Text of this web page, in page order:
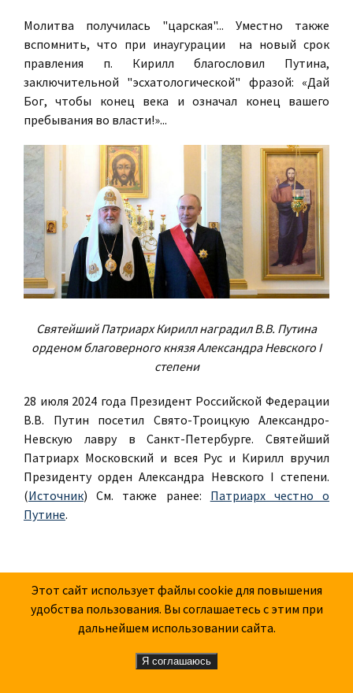
Молитва получилась "царская"... Уместно также
вспомнить, что при инаугурации на новый срок
правления п. Кирилл благословил Путина,
заключительной "эсхатологической" фразой: «Дай
Бог, чтобы конец века и означал конец вашего
пребывания во власти!»...
Святейший Патриарх Кирилл наградил В.В. Путина
орденом благоверного князя Александра Невского I
степени
28 июля 2024 года Президент Российской Федерации
В.В. Путин посетил Свято-Троицкую Александро-
Невскую лавру в Санкт-Петербурге. Святейший
Патриарх Московский и всея Рус и Кирилл вручил
Президенту орден Александра Невского I степени.
(Источник) См. также ранее: Патриарх честно о
Путине.
Этот сайт использует файлы cookie для повышения
удобства пользования. Вы соглашаетесь с этим при
дальнейшем использовании сайта.
Я соглашаюсь